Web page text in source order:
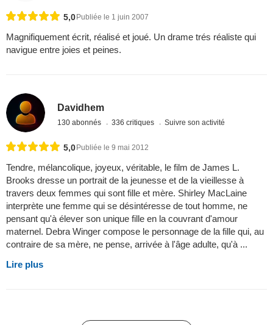
5,0 Publiée le 1 juin 2007
Magnifiquement écrit, réalisé et joué. Un drame trés réaliste qui
navigue entre joies et peines.
Davidhem
130 abonnés 336 critiques Suivre son activité
5,0 Publiée le 9 mai 2012
Tendre, mélancolique, joyeux, véritable, le film de James L.
Brooks dresse un portrait de la jeunesse et de la vieillesse à
travers deux femmes qui sont fille et mère. Shirley MacLaine
interprète une femme qui se désintéresse de tout homme, ne
pensant qu'à élever son unique fille en la couvrant d'amour
maternel. Debra Winger compose le personnage de la fille qui, au
contraire de sa mère, ne pense, arrivée à l'âge adulte, qu'à ...
Lire plus